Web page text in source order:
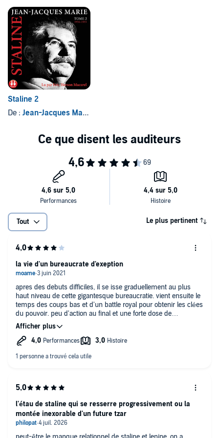
Staline 2
De : Jean-Jacques Marie
Tout Le plus pertinent
apres des debuts difficiles, il se isse graduellement au plus
haut niveau de cette gigantesque bureaucratie. vient ensuite le
temps des coups bas et d'un battle royal pour obtenir les clées
du pouvoir. peu d'action au final et une forte dose de
bureaucratie. assez chiant à écouter par rapport à d'autres
biographie.
on a l'impression de ne pas le connaitre apres ces 20h
hisser au pouvoir.
la vie d'un bureaucrate d'exeption
l'étau de staline qui se resserre progressivement ou la
montée inexorable d'un future tzar